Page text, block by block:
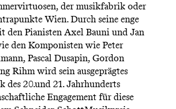
der musikfabrik oder
Wien. Durch seine enge
den Pianisten Axel Bauni und Jan
den Komponisten wie Peter
Pascal Dusapin, Gordon
Rihm wird sein ausgeprägtes
20.und 21. Jahrhunderts
Engagement für diese